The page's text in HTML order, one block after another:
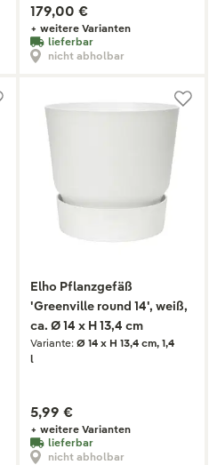
179,00 €
+ weitere Varianten
lieferbar
nicht abholbar
Elho Pflanzgefäß
'Greenville round 14', weiß,
ca. Ø 14 x H 13,4 cm
Variante: Ø 14 x H 13,4 cm, 1,4
l
5,99 €
+ weitere Varianten
lieferbar
nicht abholbar